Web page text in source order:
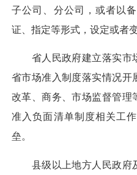
子公司、分公司，或者以
证、指定等形式，设定或者
省人民政府建立落实市
省市场准入制度落实情况开
改革、商务、市场监督管理
准入负面清单制度相关工
垒。
县级以上地方人民政府